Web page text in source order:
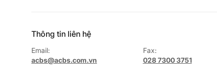
Thông tin liên hệ
Email:
acbs@acbs.com.vn
Fax:
028 7300 3751